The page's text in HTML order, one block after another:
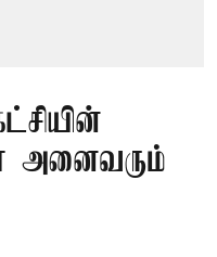
அனைவரும்